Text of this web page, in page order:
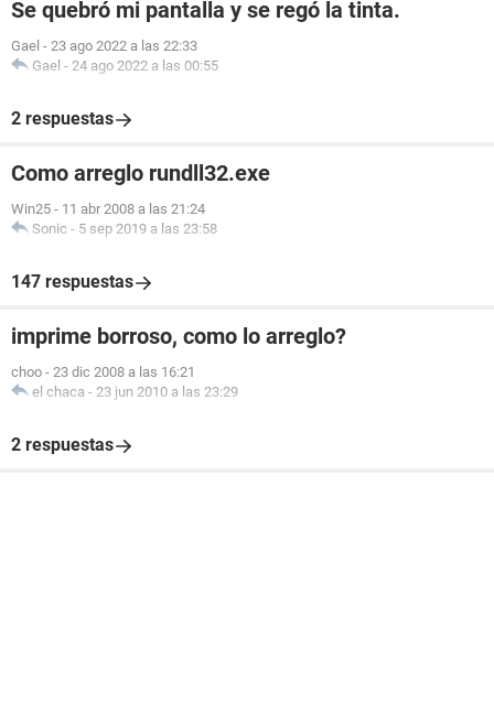
Se quebró mi pantalla y se regó la tinta.
Gael - 23 ago 2022 a las 22:33
Gael - 24 ago 2022 a las 00:55
2 respuestas
Como arreglo rundll32.exe
Win25 - 11 abr 2008 a las 21:24
Sonic - 5 sep 2019 a las 23:58
147 respuestas
imprime borroso, como lo arreglo?
choo - 23 dic 2008 a las 16:21
el chaca - 23 jun 2010 a las 23:29
2 respuestas